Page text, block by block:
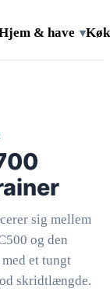
& have ▾
sig mellem
og den
et tungt
skridtlængde.